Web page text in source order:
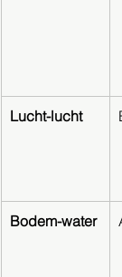
Lucht-lucht
Bodem-water